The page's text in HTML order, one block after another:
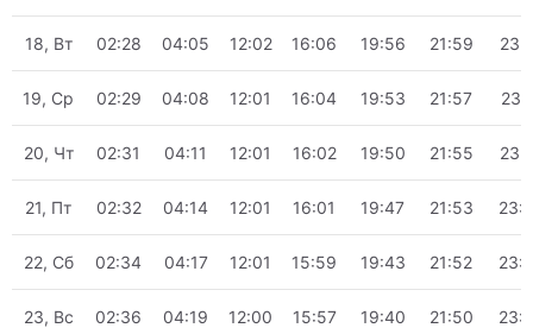
18, Вт 02:28 04:05 12:02 16:06 19:56 21:59
19, Ср 02:29 04:08 12:01 16:04 19:53 21:57
20, Чт 02:31 04:11 12:01 16:02 19:50 21:55
21, Пт 02:32 04:14 12:01 16:01 19:47 21:53
22, Сб 02:34 04:17 12:01 15:59 19:43 21:52
23, Вс 02:36 04:19 12:00 15:57 19:40 21:50